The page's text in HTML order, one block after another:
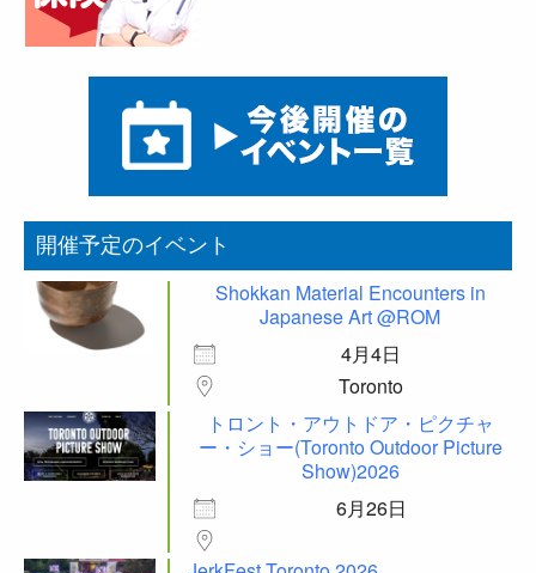
開催予定のイベント
Shokkan Material Encounters in
Japanese Art @ROM
4月4日
Toronto
トロント・アウトドア・ピクチャ
ー・ショー(Toronto Outdoor Picture
Show)2026
6月26日